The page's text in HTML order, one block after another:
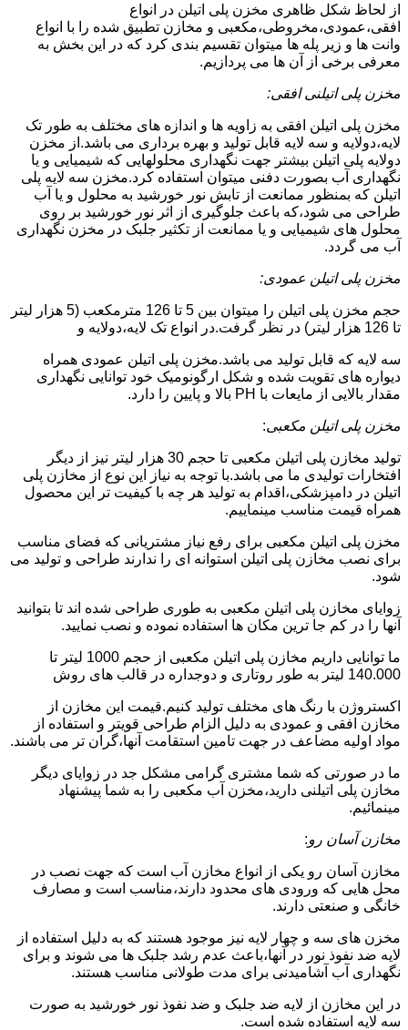
از لحاظ شکل ظاهری مخزن پلی اتیلن در انواع
افقی،عمودی،مخروطی،مکعبی و مخازن تطبیق شده را با انواع
وانت ها و زیر پله ها میتوان تقسیم بندی کرد که در این بخش به
معرفی برخی از آن ها می پردازیم.
مخزن پلی اتیلنی افقی:
مخزن پلی اتیلن افقی به زاویه ها و اندازه های مختلف به طور تک
لایه،دولایه و سه لایه قابل تولید و بهره برداری می باشد.از مخزن
دولایه پلی اتیلن بیشتر جهت نگهداری محلولهایی که شیمیایی و یا
نگهداری آب بصورت دفنی میتوان استفاده کرد.مخزن سه لایه پلی
اتیلن که بمنظور ممانعت از تابش نور خورشید به محلول و یا آب
طراحی می شود،که باعث جلوگیری از اثر نور خورشید بر روی
محلول های شیمیایی و یا ممانعت از تکثیر جلبک در مخزن نگهداری
آب می گردد.
مخزن پلی اتیلن عمودی:
حجم مخزن پلی اتیلن را میتوان بین 5 تا 126 مترمکعب (5 هزار لیتر
تا 126 هزار لیتر) در نظر گرفت.در انواع تک لایه،دولایه و
سه لایه که قابل تولید می باشد.مخزن پلی اتیلن عمودی همراه
دیواره های تقویت شده و شکل ارگونومیک خود توانایی نگهداری
مقدار بالایی از مایعات با PH بالا و پایین را دارد.
مخزن پلی اتیلن مکعبی:
تولید مخازن پلی اتیلن مکعبی تا حجم 30 هزار لیتر نیز از دیگر
افتخارات تولیدی ما می باشد.با توجه به نیاز این نوع از مخازن پلی
اتیلن در دامپزشکی،اقدام به تولید هر چه با کیفیت تر این محصول
همراه قیمت مناسب مینماییم.
مخزن پلی اتیلن مکعبی برای رفع نیاز مشتریانی که فضای مناسب
برای نصب مخازن پلی اتیلن استوانه ای را ندارند طراحی و تولید می
شود.
زوایای مخازن پلی اتیلن مکعبی به طوری طراحی شده اند تا بتوانید
آنها را در کم جا ترین مکان ها استفاده نموده و نصب نمایید.
ما توانایی داریم مخازن پلی اتیلن مکعبی از حجم 1000 لیتر تا
140.000 لیتر به طور روتاری و دوجداره در قالب های روش
اکستروژن با رنگ های مختلف تولید کنیم.قیمت این مخازن از
مخازن افقی و عمودی به دلیل الزام طراحی قویتر و استفاده از
مواد اولیه مضاعف در جهت تامین استقامت آنها،گران تر می باشند.
ما در صورتی که شما مشتری گرامی مشکل جد در زوایای دیگر
مخازن پلی اتیلنی دارید،مخزن آب مکعبی را به شما پیشنهاد
مینمائیم.
مخازن آسان رو:
مخازن آسان رو یکی از انواع مخازن آب است که جهت نصب در
محل هایی که ورودی های محدود دارند،مناسب است و مصارف
خانگی و صنعتی دارند.
مخزن های سه و چهار لایه نیز موجود هستند که به دلیل استفاده از
لایه ضد نفوذ نور در آنها،باعث عدم رشد جلبک ها می شوند و برای
نگهداری آب آشامیدنی برای مدت طولانی مناسب هستند.
در این مخازن از لایه ضد جلبک و ضد نفوذ نور خورشید به صورت
سه لایه استفاده شده است.